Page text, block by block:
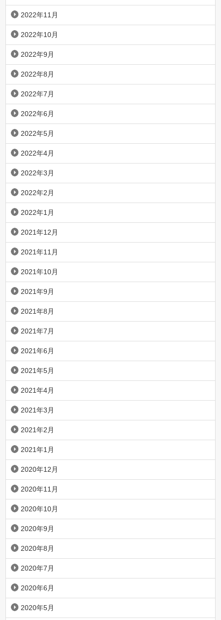
2022年11月
2022年10月
2022年9月
2022年8月
2022年7月
2022年6月
2022年5月
2022年4月
2022年3月
2022年2月
2022年1月
2021年12月
2021年11月
2021年10月
2021年9月
2021年8月
2021年7月
2021年6月
2021年5月
2021年4月
2021年3月
2021年2月
2021年1月
2020年12月
2020年11月
2020年10月
2020年9月
2020年8月
2020年7月
2020年6月
2020年5月